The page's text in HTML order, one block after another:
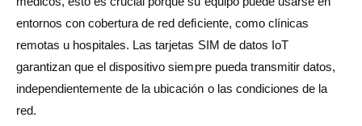
entornos con cobertura de red deficiente, como clínicas
remotas u hospitales. Las tarjetas SIM de datos IoT
garantizan que el dispositivo siempre pueda transmitir datos,
independientemente de la ubicación o las condiciones de la
red.